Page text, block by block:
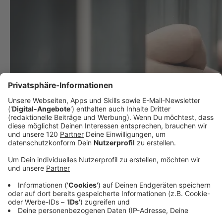
Hausarrest statt Gefängnis: so funktioniert